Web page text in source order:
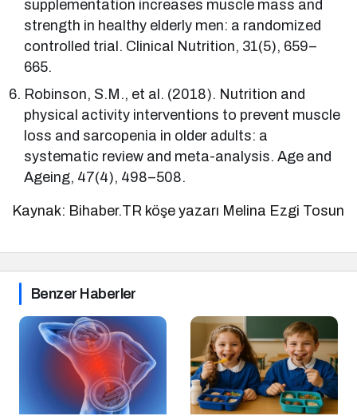
supplementation increases muscle mass and
strength in healthy elderly men: a randomized
controlled trial. Clinical Nutrition, 31(5), 659–
665.
Robinson, S.M., et al. (2018). Nutrition and
physical activity interventions to prevent muscle
loss and sarcopenia in older adults: a
systematic review and meta-analysis. Age and
Ageing, 47(4), 498–508.
Kaynak: Bihaber.TR köşe yazarı Melina Ezgi Tosun
Benzer Haberler